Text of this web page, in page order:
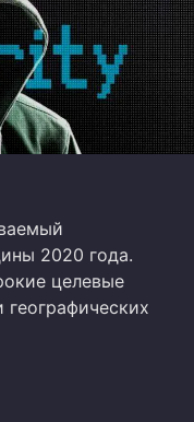
2020 года.
целевые
географических